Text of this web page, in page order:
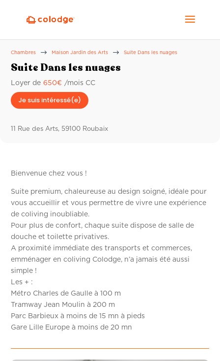
Chambres $ Maison Jardin des Arts $ Suite Dans les nuages
Suite Dans les nuages
Loyer de 650€ /mois CC
Je suis intéressé(e)
11 Rue des Arts, 59100 Roubaix
Bienvenue chez vous !
Suite premium, chaleureuse au design soigné, idéale pour
vous accueillir et vous permettre de vivre une expérience
de coliving inoubliable.
Pour plus de confort, chaque suite dispose de salle de
douche et toilette privatives.
A proximité immédiate des transports et commerces,
emménager en coliving Colodge, n’a jamais été aussi
simple !
Les + :
Métro Charles de Gaulle à 100 m
Tramway Jean Moulin à 200 m
Parc Barbieux à moins de 15 mn à pieds
Gare Lille Europe à moins de 20 mn